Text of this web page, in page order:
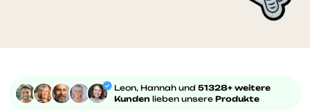
Leon, Hannah und 51328+ weitere
Kunden lieben unsere Produkte